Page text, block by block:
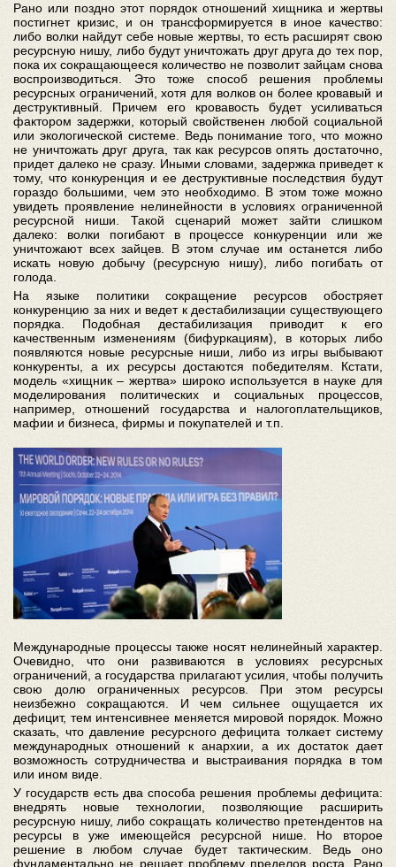
Рано или поздно этот порядок отношений хищника и жертвы
постигнет кризис, и он трансформируется в иное качество:
либо волки найдут себе новые жертвы, то есть расширят свою
ресурсную нишу, либо будут уничтожать друг друга до тех пор,
пока их сокращающееся количество не позволит зайцам снова
воспроизводиться. Это тоже способ решения проблемы
ресурсных ограничений, хотя для волков он более кровавый и
деструктивный. Причем его кровавость будет усиливаться
фактором задержки, который свойственен любой социальной
или экологической системе. Ведь понимание того, что можно
не уничтожать друг друга, так как ресурсов опять достаточно,
придет далеко не сразу. Иными словами, задержка приведет к
тому, что конкуренция и ее деструктивные последствия будут
гораздо большими, чем это необходимо. В этом тоже можно
увидеть проявление нелинейности в условиях ограниченной
ресурсной ниши. Такой сценарий может зайти слишком
далеко: волки погибают в процессе конкуренции или же
уничтожают всех зайцев. В этом случае им останется либо
искать новую добычу (ресурсную нишу), либо погибать от
голода.
На языке политики сокращение ресурсов обостряет
конкуренцию за них и ведет к дестабилизации существующего
порядка. Подобная дестабилизация приводит к его
качественным изменениям (бифуркациям), в которых либо
появляются новые ресурсные ниши, либо из игры выбывают
конкуренты, а их ресурсы достаются победителям. Кстати,
модель «хищник – жертва» широко используется в науке для
моделирования политических и социальных процессов,
например, отношений государства и налогоплательщиков,
мафии и бизнеса, фирмы и покупателей и т.п.
Международные процессы также носят нелинейный характер.
Очевидно, что они развиваются в условиях ресурсных
ограничений, а государства прилагают усилия, чтобы получить
свою долю ограниченных ресурсов. При этом ресурсы
неизбежно сокращаются. И чем сильнее ощущается их
дефицит, тем интенсивнее меняется мировой порядок. Можно
сказать, что давление ресурсного дефицита толкает систему
международных отношений к анархии, а их достаток дает
возможность сотрудничества и выстраивания порядка в том
или ином виде.
У государств есть два способа решения проблемы дефицита:
внедрять новые технологии, позволяющие расширить
ресурсную нишу, либо сокращать количество претендентов на
ресурсы в уже имеющейся ресурсной нише. Но второе
решение в любом случае будет тактическим. Ведь оно
фундаментально не решает проблему пределов роста. Рано